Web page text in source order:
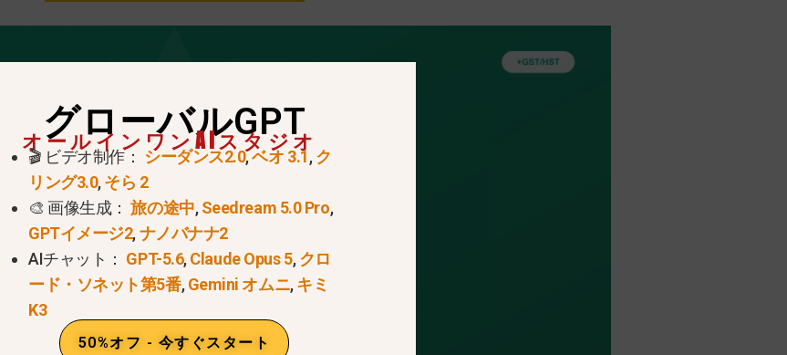
グローバルGPT
オールインワンAIスタジオ
🎬 ビデオ制作： シーダンス2.0,ベオ 3.1,ク
リング3.0,そら 2
🎨 画像生成：旅の途中,Seedream 5.0 Pro,
GPTイメージ2,ナノバナナ2
AIチャット： GPT-5.6,Claude Opus 5,クロ
ード・ソネット第5番,Gemini オムニ,キミ
K3
50%オフ - 今すぐスタート